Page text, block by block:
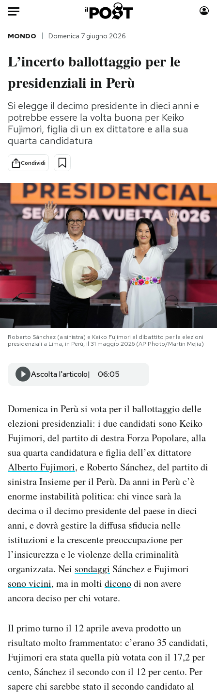
Auto
HOME
Italia
Politica
Tecnologia
Internet
Cultura
Sport
Moda
Consumismi
Storie/Idee
Mondiali calcio 2026
PODCAST
NEWSLETTER
I MIEI PREFERITI
Newsletter
Notifiche mobile
Regala il Post
Hai bisogno di aiuto?
Esci
MONDO Domenica 7 giugno 2026
L’incerto ballottaggio per le
presidenziali in Perù
Si elegge il decimo presidente in dieci anni e
potrebbe essere la volta buona per Keiko
Fujimori, figlia di un ex dittatore e alla sua
quarta candidatura
Condividi
Roberto Sánchez (a sinistra) e Keiko Fujimori al dibattito per le elezioni
presidenziali a Lima, in Perù, il 31 maggio 2026 (AP Photo/Martin Mejia)
Ascolta l'articolo 06:05
Domenica in Perù si vota per il ballottaggio delle
elezioni presidenziali: i due candidati sono Keiko
Fujimori, del partito di destra Forza Popolare, alla
sua quarta candidatura e figlia dell’ex dittatore
Alberto Fujimori, e Roberto Sánchez, del partito di
sinistra Insieme per il Perù. Da anni in Perù c’è
enorme instabilità politica: chi vince sarà la
decima o il decimo presidente del paese in dieci
anni, e dovrà gestire la diffusa sfiducia nelle
istituzioni e la crescente preoccupazione per
l’insicurezza e le violenze della criminalità
organizzata. Nei sondaggi Sánchez e Fujimori
sono vicini, ma in molti diconodi non avere
ancora deciso per chi votare.
Il primo turno il 12 aprile aveva prodotto un
risultato molto frammentato: c’erano 35 candidati,
Fujimori era stata quella più votata con il 17,2 per
cento, Sánchez il secondo con il 12 per cento. Per
sapere chi sarebbe stato il secondo candidato al